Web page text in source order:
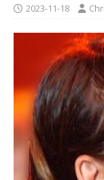
2023-11-18